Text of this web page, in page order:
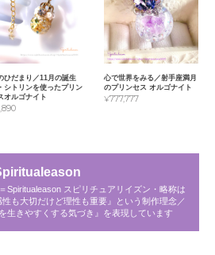
ひだまり／11月の誕生
シトリンを使ったプリン
オルゴナイト
心で世界をみる／射手座満月
のプリンセス オルゴナイト
¥777,777
Spiritualeason スピリチュアリイズン・略称は
も大切だけど理性も重要』という制作理念／
生きやすくする気づき』を表現しています